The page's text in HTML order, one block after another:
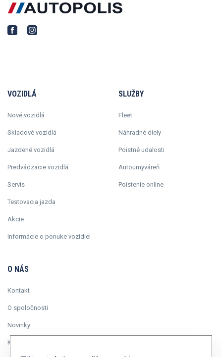
VOZIDLÁ
Nové vozidlá
Skladové vozidlá
Jazdené vozidlá
Predvádzacie vozidlá
Servis
Testovacia jazda
Akcie
Informácie o ponuke vozidiel
SLUŽBY
Fleet
Náhradné diely
Poistné udalosti
Autoumyváreň
Poistenie online
O NÁS
Kontakt
O spoločnosti
Novinky
Kariéra